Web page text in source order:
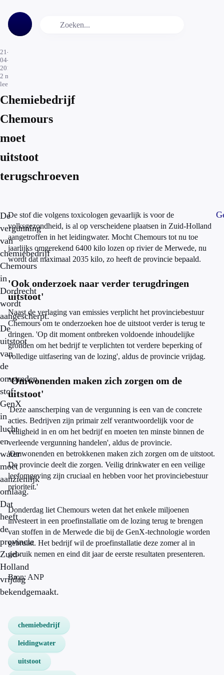
21-
04-
2017
2 min.
leestijd
Chemiebedrijf
Chemours
moet
uitstoot
terugschroeven
De
vergunning
van
chemiebedrijf
Chemours
in
Dordrecht
wordt
aangescherpt.
De
uitstoot
van
de
omstreden
stof
GenX
in
lucht
en
water
moet
aanzienlijk
omlaag.
Dat
heeft
de
provincie
Zuid-
Holland
vrijdag
bekendgemaakt.
De stof die volgens toxicologen gevaarlijk is voor de
volksgezondheid, is al op verscheidene plaatsen in Zuid-Holland
aangetroffen in het leidingwater. Mocht Chemours tot nu toe
jaarlijks omgerekend 6400 kilo lozen op rivier de Merwede, nu
wordt dat maximaal 2035 kilo, zo heeft de provincie bepaald.
'Ook onderzoek naar verder terugdringen
uitstoot'
Naast de verlaging van emissies verplicht het provinciebestuur
Chemours om te onderzoeken hoe de uitstoot verder is terug te
dringen. 'Op dit moment ontbreken voldoende inhoudelijke
gronden om het bedrijf te verplichten tot verdere beperking of
volledige uitfasering van de lozing', aldus de provincie vrijdag.
'Omwonenden maken zich zorgen om de
uitstoot'
'Deze aanscherping van de vergunning is een van de concrete
acties. Bedrijven zijn primair zelf verantwoordelijk voor de
veiligheid in en om het bedrijf en moeten ten minste binnen de
verleende vergunning handelen', aldus de provincie.
'Omwonenden en betrokkenen maken zich zorgen om de uitstoot.
De provincie deelt die zorgen. Veilig drinkwater en een veilige
leefomgeving zijn cruciaal en hebben voor het provinciebestuur
prioriteit.'
Donderdag liet Chemours weten dat het enkele miljoenen
investeert in een proefinstallatie om de lozing terug te brengen
van stoffen in de Merwede die bij de GenX-technologie worden
gebruikt. Het bedrijf wil de proefinstallatie deze zomer al in
gebruik nemen en eind dit jaar de eerste resultaten presenteren.
Bron: ANP
chemiebedrijf
leidingwater
uitstoot